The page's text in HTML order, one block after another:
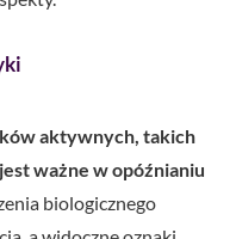
aktywnych, takich
ważne w opóźnianiu
biologicznego